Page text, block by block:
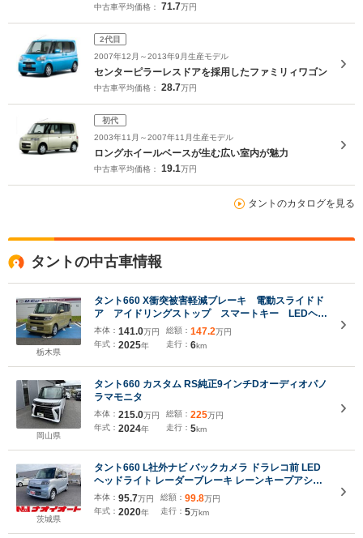
中古車平均価格： 71.7万円
2代目
2007年12月～2013年9月生産モデル
センターピラーレスドアを採用したファミリィワゴン
中古車平均価格： 28.7万円
初代
2003年11月～2007年11月生産モデル
ロングホイールベースが生む広い室内が魅力
中古車平均価格： 19.1万円
タントのカタログを見る
タントの中古車情報
栃木県
タント660 X衝突被害軽減ブレーキ 電動スライドド
ア アイドリングストップ スマートキー LEDヘッ
ドライト シートヒーター ベンチシート
本体： 141.0万円
年式： 2025年
総額： 147.2万円
走行： 6km
岡山県
タント660 カスタム RS純正9インチDオーディオパノ
ラマモニタ
本体： 215.0万円
年式： 2024年
総額： 225万円
走行： 5km
茨城県
タント660 L社外ナビ バックカメラ ドラレコ前 LED
ヘッドライト レーダーブレーキ レーンキープアシス
ト パーキングセンサー サポカー スライドドア キーレ
スエントリー
本体： 95.7万円
年式： 2020年
総額： 99.8万円
走行： 5万km